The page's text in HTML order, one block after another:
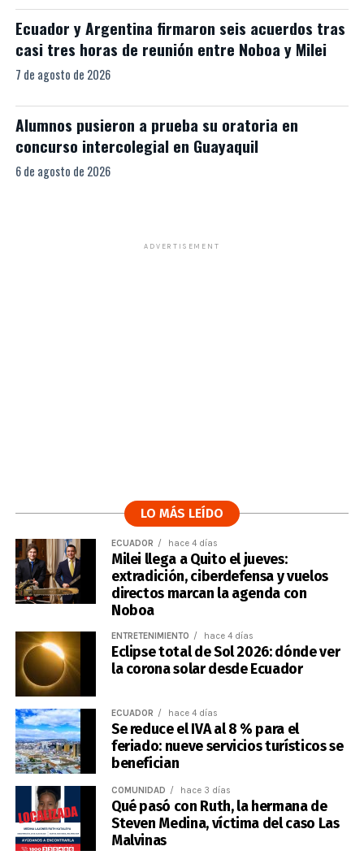
Ecuador y Argentina firmaron seis acuerdos tras
casi tres horas de reunión entre Noboa y Milei
7 de agosto de 2026
Alumnos pusieron a prueba su oratoria en
concurso intercolegial en Guayaquil
6 de agosto de 2026
ADVERTISEMENT
LO MÁS LEÍDO
ECUADOR hace 4 días
Milei llega a Quito el jueves:
extradición, ciberdefensa y vuelos
directos marcan la agenda con
Noboa
ENTRETENIMIENTO hace 4 días
Eclipse total de Sol 2026: dónde ver
la corona solar desde Ecuador
ECUADOR hace 4 días
Se reduce el IVA al 8 % para el
feriado: nueve servicios turísticos se
benefician
COMUNIDAD hace 3 días
Qué pasó con Ruth, la hermana de
Steven Medina, víctima del caso Las
Malvinas